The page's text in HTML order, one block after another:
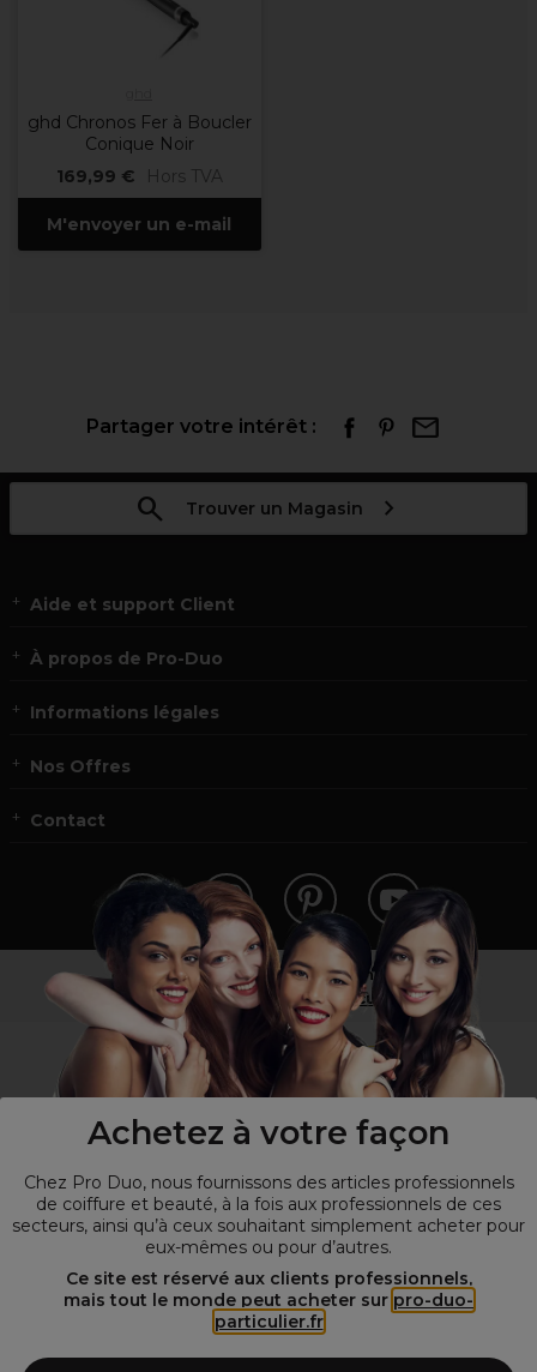
Achetez à votre façon
Chez Pro Duo, nous fournissons des articles professionnels
de coiffure et beauté, à la fois aux professionnels de ces
secteurs, ainsi qu’à ceux souhaitant simplement acheter pour
eux-mêmes ou pour d’autres.
Ce site est réservé aux clients professionnels,
mais tout le monde peut acheter sur pro-duo-
particulier.fr
ghd Chronos Fer à Boucler
Conique Noir
169,99 €
Hors TVA
M'envoyer un e-mail
Partager votre intérêt :
Trouver un Magasin
Aide et support Client
À propos de Pro-Duo
Informations légales
Nos Offres
Contact
Vous n’êtes pas un professionnel ?
Visitez notre site pour les particuliers!
Spécialiste de la coiffure et de la beauté, nous vous proposons une
large sélection de produits professionnels pour la coiffure et